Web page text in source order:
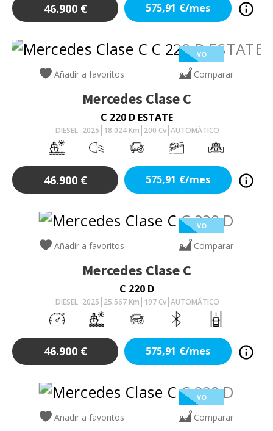
46.900 € 575,91 €/mes
VO
Añadir a favoritos Comparar
Mercedes Clase C
C 220 D ESTATE
DIESEL 2025 18.024 Km 200 Cv AUTOMÁTICO
46.900 € 575,91 €/mes
VO
Añadir a favoritos Comparar
Mercedes Clase C
C 220 D
DIESEL 2025 25.567 Km 197 Cv AUTOMÁTICO
46.900 € 575,91 €/mes
VO
Añadir a favoritos Comparar